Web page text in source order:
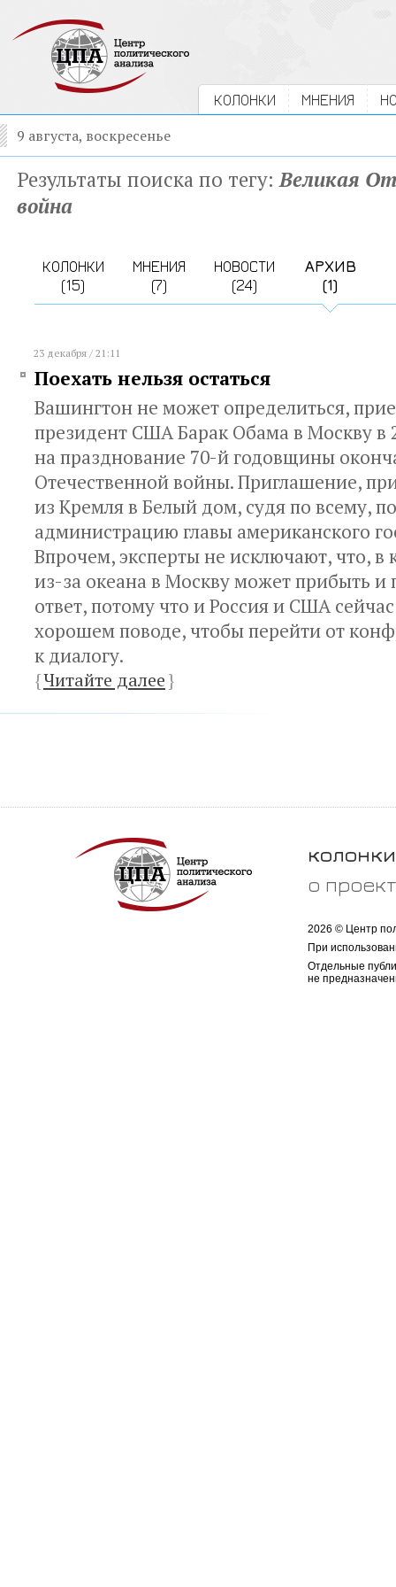
КОЛОНКИ МНЕНИЯ
9 августа, воскресенье
Результаты поиска по тегу:Великая
война
КОЛОНКИ
(15)
МНЕНИЯ
(7)
НОВОСТИ
(24)
АРХИВ
(1)
23 декабря / 21:11
Поехать нельзя остаться
Вашингтон не может определиться,
президент США Барак Обама в Москву в
на празднование 70-й годовщины
Отечественной войны. Приглашение,
из Кремля в Белый дом, судя по всему,
администрацию главы американского
Впрочем, эксперты не исключают, что, в
из-за океана в Москву может прибыть
ответ, потому что и Россия и США
хорошем поводе, чтобы перейти от
к диалогу.
{Читайте далее}
колонки
о
2026 © Центр
При
Отдельные
не